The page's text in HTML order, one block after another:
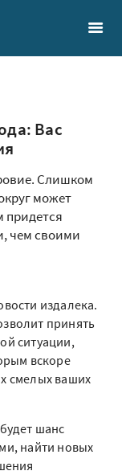
Вас
Слишком
может
придется
чем своими
издалека.
принять
ситуации,
вскоре
смелых ваших
шанс
найти новых